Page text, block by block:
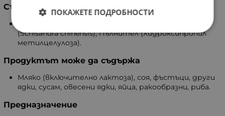
Съставки
(Schisandra chinensis), Пълнител (Хидроксипропил
метилцелулоза).
Продуктът може да съдържа
Мляко (включително лактоза), соя, фъстъци, други
ядки, сусам, овесени ядки, яйца, ракообразни, риба.
Предназначение
ПОКАЖЕТЕ ПОДРОБНОСТИ